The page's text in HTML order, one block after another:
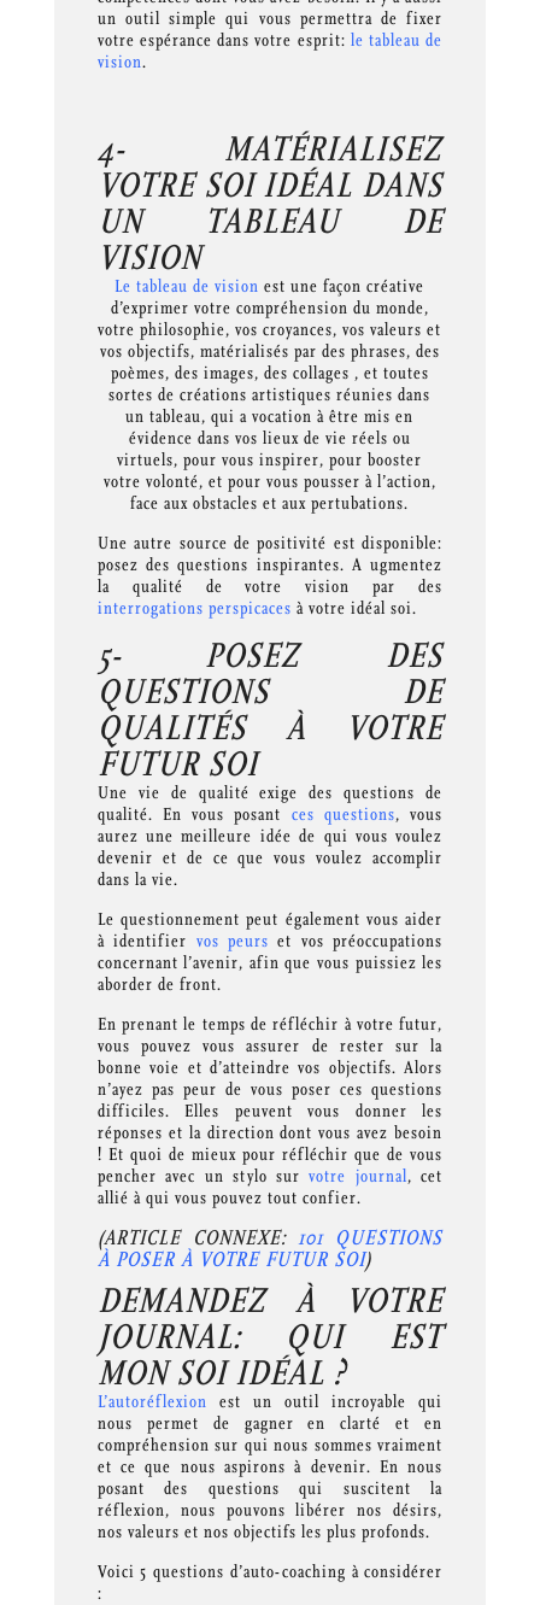
un outil simple qui vous permettra de fixer
votre espérance dans votre esprit: le tableau de
vision.
4- MATÉRIALISEZ
VOTRE SOI IDÉAL DANS
UN TABLEAU DE
VISION
Le tableau de vision est une façon créative
d’exprimer votre compréhension du monde,
votre philosophie, vos croyances, vos valeurs et
vos objectifs, matérialisés par des phrases, des
poèmes, des images, des collages , et toutes
sortes de créations artistiques réunies dans
un tableau, qui a vocation à être mis en
évidence dans vos lieux de vie réels ou
virtuels, pour vous inspirer, pour booster
votre volonté, et pour vous pousser à l’action,
face aux obstacles et aux pertubations.
Une autre source de positivité est disponible:
posez des questions inspirantes. A ugmentez
la qualité de votre vision par des
interrogations perspicaces à votre idéal soi.
5- POSEZ DES
QUESTIONS DE
QUALITÉS À VOTRE
FUTUR SOI
Une vie de qualité exige des questions de
qualité. En vous posant ces questions, vous
aurez une meilleure idée de qui vous voulez
devenir et de ce que vous voulez accomplir
dans la vie.
Le questionnement peut également vous aider
à identifier vos peurs et vos préoccupations
concernant l’avenir, afin que vous puissiez les
aborder de front.
En prenant le temps de réfléchir à votre futur,
vous pouvez vous assurer de rester sur la
bonne voie et d’atteindre vos objectifs. Alors
n’ayez pas peur de vous poser ces questions
difficiles. Elles peuvent vous donner les
réponses et la direction dont vous avez besoin
! Et quoi de mieux pour réfléchir que de vous
pencher avec un stylo survotre journal, cet
allié à qui vous pouvez tout confier.
(ARTICLE CONNEXE:101 QUESTIONS
À POSER À VOTRE FUTUR SOI)
DEMANDEZ À VOTRE
JOURNAL: QUI EST
MON SOI IDÉAL ?
L’autoréflexion est un outil incroyable qui
nous permet de gagner en clarté et en
compréhension sur qui nous sommes vraiment
et ce que nous aspirons à devenir. En nous
posant des questions qui suscitent la
réflexion, nous pouvons libérer nos désirs,
nos valeurs et nos objectifs les plus profonds.
Voici 5 questions d’auto-coaching à considérer
: